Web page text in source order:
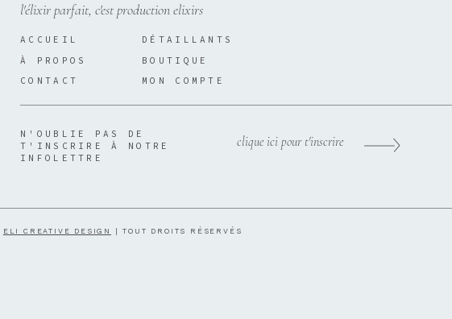
ELI CREATIVE DESIGN | TOUT DROITS RÉSERVÉS
clique ici pour t'inscrire
N'OUBLIE PAS DE
T'INSCRIRE À NOTRE
INFOLETTRE
CONTACT
BOUTIQUE
ACCUEIL
l'élixir parfait, c'est production elixirs
À PROPOS
DÉTAILLANTS
MON COMPTE